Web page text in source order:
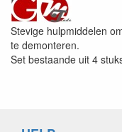
Stevige hulpmiddelen
te demonteren.
Set bestaande uit 4